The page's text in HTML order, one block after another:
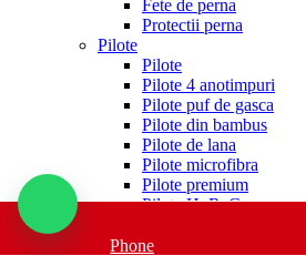
Fete de perna
Protectii perna
Pilote
Pilote
Pilote 4 anotimpuri
Pilote puf de gasca
Pilote din bambus
Pilote de lana
Pilote microfibra
Pilote premium
Pilote HoReCa
Saltele
Phone